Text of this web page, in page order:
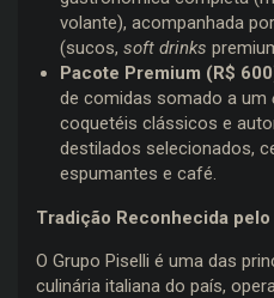
volante), acompanhada
(sucos, soft drinks
Pacote Premium (R$
de comidas somado a um
coquetéis clássicos e
destilados selecionados,
espumantes e café.
Tradição Reconhecida
O Grupo Piselli é uma das
culinária italiana do país,